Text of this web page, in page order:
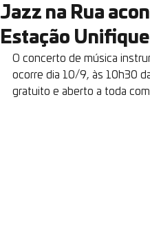
Jazz na Rua
Estação Unifique
O concerto de música
ocorre dia 10/9, às 10h30
gratuito e aberto a toda